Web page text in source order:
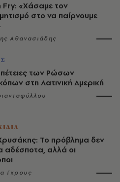
Fry: «Χάσαμε τον
στο να παίρνουμε
Αθανασιάδης
των Ρώσων
στη Λατινική Αμερική
Το πρόβλημα δεν
αδέσποτα, αλλά οι
Γκρους